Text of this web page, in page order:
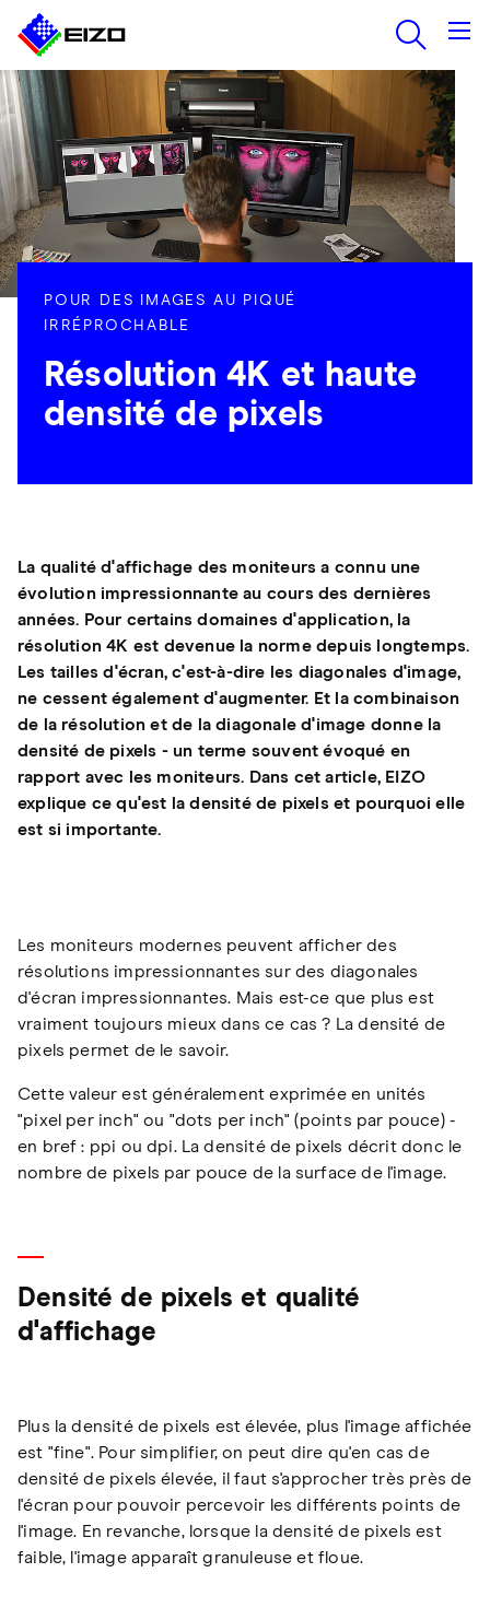
POUR DES IMAGES AU PIQUÉ
IRRÉPROCHABLE
Résolution 4K et haute
densité de pixels
La qualité d'affichage des moniteurs a connu une
évolution impressionnante au cours des dernières
années. Pour certains domaines d'application, la
résolution 4K est devenue la norme depuis longtemps.
Les tailles d'écran, c'est-à-dire les diagonales d'image,
ne cessent également d'augmenter. Et la combinaison
de la résolution et de la diagonale d'image donne la
densité de pixels - un terme souvent évoqué en
rapport avec les moniteurs. Dans cet article, EIZO
explique ce qu'est la densité de pixels et pourquoi elle
est si importante.
Les moniteurs modernes peuvent afficher des
résolutions impressionnantes sur des diagonales
d'écran impressionnantes. Mais est-ce que plus est
vraiment toujours mieux dans ce cas ? La densité de
pixels permet de le savoir.
Cette valeur est généralement exprimée en unités
"pixel per inch" ou "dots per inch" (points par pouce) -
en bref : ppi ou dpi. La densité de pixels décrit donc le
nombre de pixels par pouce de la surface de l'image.
Densité de pixels et qualité
d'affichage
Plus la densité de pixels est élevée, plus l'image affichée
est "fine". Pour simplifier, on peut dire qu'en cas de
densité de pixels élevée, il faut s'approcher très près de
l'écran pour pouvoir percevoir les différents points de
l'image. En revanche, lorsque la densité de pixels est
faible, l'image apparaît granuleuse et floue.